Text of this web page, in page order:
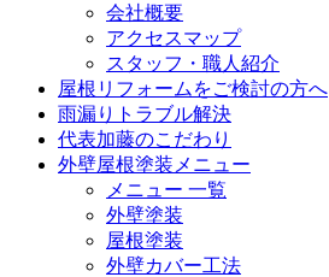
会社概要
アクセスマップ
スタッフ・職人紹介
屋根リフォームをご検討の方へ
雨漏りトラブル解決
代表加藤のこだわり
外壁屋根塗装メニュー
メニュー 一覧
外壁塗装
屋根塗装
外壁カバー工法